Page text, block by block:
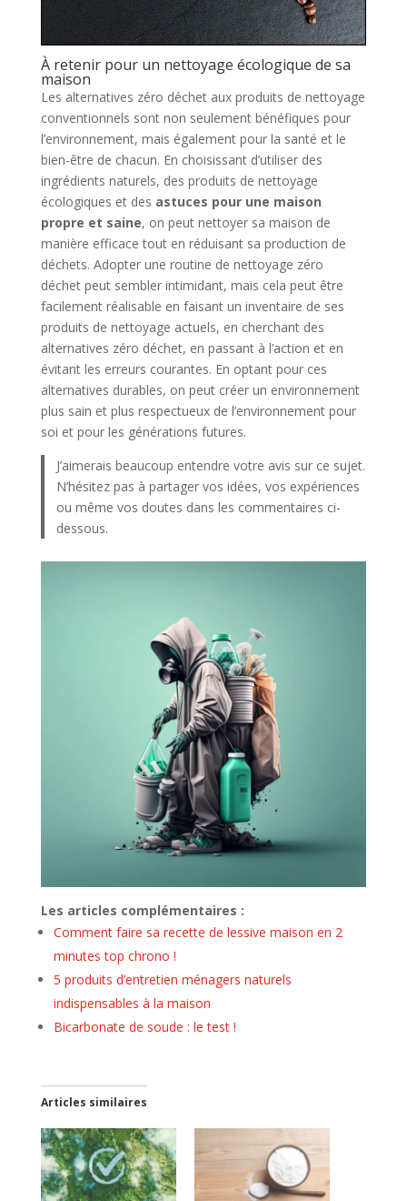
À retenir pour un nettoyage écologique de sa
maison
Les alternatives zéro déchet aux produits de nettoyage
conventionnels sont non seulement bénéfiques pour
l’environnement, mais également pour la santé et le
bien-être de chacun. En choisissant d’utiliser des
ingrédients naturels, des produits de nettoyage
écologiques et des astuces pour une maison
propre et saine, on peut nettoyer sa maison de
manière efficace tout en réduisant sa production de
déchets. Adopter une routine de nettoyage zéro
déchet peut sembler intimidant, mais cela peut être
facilement réalisable en faisant un inventaire de ses
produits de nettoyage actuels, en cherchant des
alternatives zéro déchet, en passant à l’action et en
évitant les erreurs courantes. En optant pour ces
alternatives durables, on peut créer un environnement
plus sain et plus respectueux de l’environnement pour
soi et pour les générations futures.
J’aimerais beaucoup entendre votre avis sur ce sujet.
N’hésitez pas à partager vos idées, vos expériences
ou même vos doutes dans les commentaires ci-
dessous.
Les articles complémentaires :
Comment faire sa recette de lessive maison en 2
minutes top chrono !
5 produits d’entretien ménagers naturels
indispensables à la maison
Bicarbonate de soude : le test !
Articles similaires